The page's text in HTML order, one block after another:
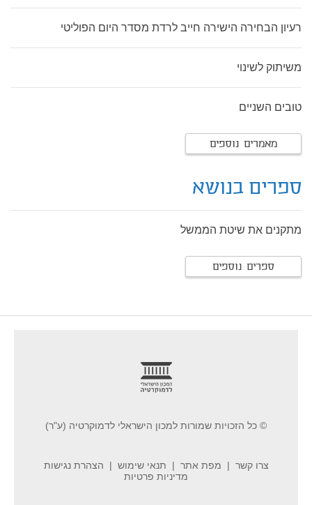
רעיון הבחירה הישירה חייב לרדת מסדר היום הפוליטי
משיתוק לשינוי
טובים השניים
מאמרים נוספים
ספרים בנושא
מתקנים את שיטת הממשל
ספרים נוספים
© כל הזכויות שמורות למכון הישראלי לדמוקרטיה (ע"ר)
צרו קשר מפת אתר תנאי שימוש
הצהרת נגישות
מדיניות פרטיות